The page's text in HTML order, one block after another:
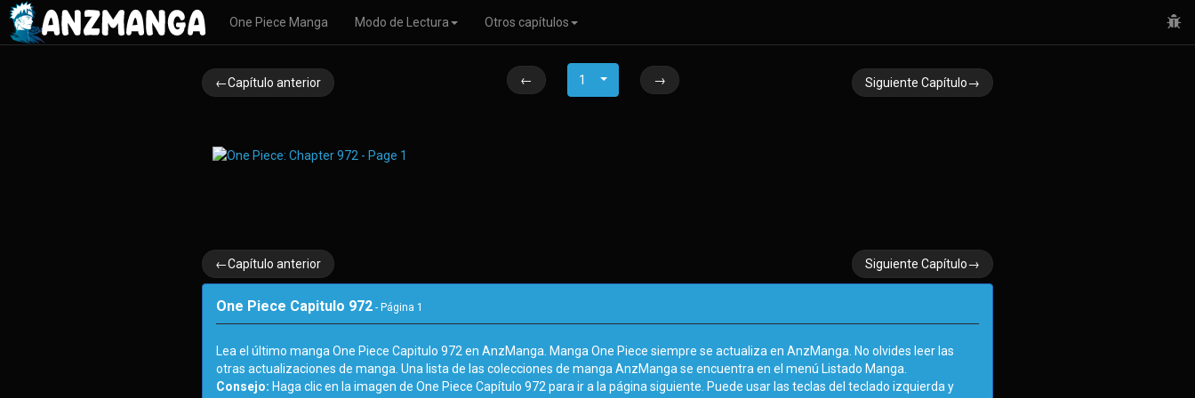
One Piece Manga Modo de Lectura Otros capítulos
←Capítulo anterior Siguiente Capítulo→
← 1 →
←Capítulo anterior Siguiente Capítulo→
One Piece Capitulo 972 - Página 1
Lea el último manga One Piece Capitulo 972 en AnzManga. Manga One Piece siempre se actualiza en AnzManga. No olvides leer las
otras actualizaciones de manga. Una lista de las colecciones de manga AnzManga se encuentra en el menú Listado Manga.
Consejo: Haga clic en la imagen de One Piece Capítulo 972 para ir a la página siguiente. Puede usar las teclas del teclado izquierda y